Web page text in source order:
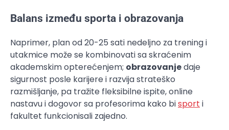
Balans između sporta i obrazovanja
Naprimer, plan od 20-25 sati nedeljno za trening i
utakmice može se kombinovati sa skraćenim
akademskim opterećenjem; obrazovanjedaje
sigurnost posle karijere i razvija strateško
razmišljanje, pa tražite fleksibilne ispite, online
nastavu i dogovor sa profesorima kako bisport i
fakultet funkcionisali zajedno.